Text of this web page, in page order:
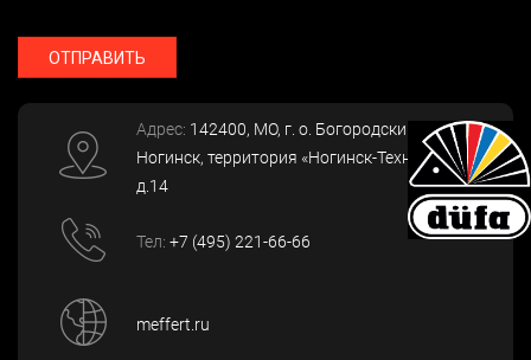
ОТПРАВИТЬ
Адрес: 142400, МО, г. о. Богородский, г.
Ногинск, территория «Ногинск-Технопарк»,
д.14
Тел: +7 (495) 221-66-66
meffert.ru